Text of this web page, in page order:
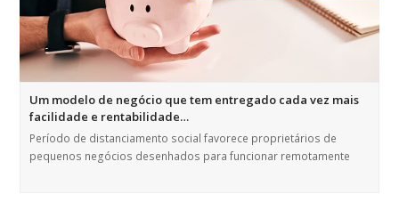
Um modelo de negócio que tem entregado cada vez mais
facilidade e rentabilidade…
Período de distanciamento social favorece proprietários de
pequenos negócios desenhados para funcionar remotamente